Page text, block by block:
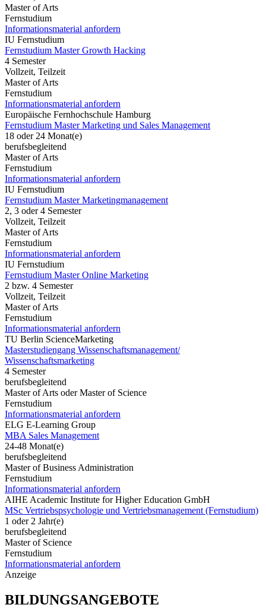
Master of Arts
Fernstudium
Informationsmaterial anfordern
IU Fernstudium
Fernstudium Master Growth Hacking
4 Semester
Vollzeit, Teilzeit
Master of Arts
Fernstudium
Informationsmaterial anfordern
Europäische Fernhochschule Hamburg
Fernstudium Master Marketing und Sales Management
18 oder 24 Monat(e)
berufsbegleitend
Master of Arts
Fernstudium
Informationsmaterial anfordern
IU Fernstudium
Fernstudium Master Marketingmanagement
2, 3 oder 4 Semester
Vollzeit, Teilzeit
Master of Arts
Fernstudium
Informationsmaterial anfordern
IU Fernstudium
Fernstudium Master Online Marketing
2 bzw. 4 Semester
Vollzeit, Teilzeit
Master of Arts
Fernstudium
Informationsmaterial anfordern
TU Berlin ScienceMarketing
Masterstudiengang Wissenschaftsmanagement/
Wissenschaftsmarketing
4 Semester
berufsbegleitend
Master of Arts oder Master of Science
Fernstudium
Informationsmaterial anfordern
ELG E-Learning Group
MBA Sales Management
24-48 Monat(e)
berufsbegleitend
Master of Business Administration
Fernstudium
Informationsmaterial anfordern
AIHE Academic Institute for Higher Education GmbH
MSc Vertriebspsychologie und Vertriebsmanagement (Fernstudium)
1 oder 2 Jahr(e)
berufsbegleitend
Master of Science
Fernstudium
Informationsmaterial anfordern
Anzeige
BILDUNGSANGEBOTE